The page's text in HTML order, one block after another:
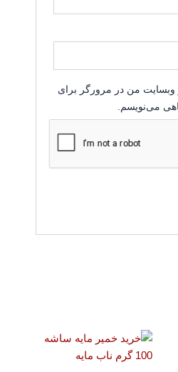
وبسایت من در مرورگر برای
می‌نویسم.